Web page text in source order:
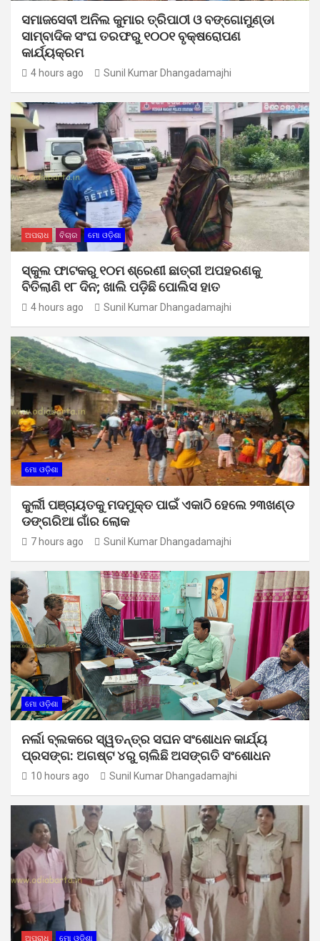
ସମାଜସେବୀ ଅନିଲ କୁମାର ତ୍ରିପାଠୀ ଓ ବଙ୍ଗୋମୁଣ୍ଡା
ସାମ୍ବାଦିକ ସଂଘ ତରଫରୁ ୧୦୦୧ ବୃକ୍ଷରୋପଣ
କାର୍ଯ୍ୟକ୍ରମ
4 hours ago Sunil Kumar Dhangadamajhi
ଅପରାଧ ବିଚାର ମୋ ଓଡ଼ିଶା
ସ୍କୁଲ ଫାଟକରୁ ୧୦ମ ଶ୍ରେଣୀ ଛାତ୍ରୀ ଅପହରଣକୁ
ବିତିଲାଣି ୧୮ ଦିନ; ଖାଲି ପଡ଼ିଛି ପୋଲିସ ହାତ
4 hours ago Sunil Kumar Dhangadamajhi
ମୋ ଓଡ଼ିଶା
କୁର୍ଲୀ ପଞ୍ଚାୟତକୁ ମଦମୁକ୍ତ ପାଇଁ ଏକାଠି ହେଲେ ୨୩ଖଣ୍ଡ
ଡଙ୍ଗରିଆ ଗାଁର ଲୋକ
7 hours ago Sunil Kumar Dhangadamajhi
ମୋ ଓଡ଼ିଶା
ନର୍ଲା ବ୍ଲକରେ ସ୍ୱତନ୍ତ୍ର ସଘନ ସଂଶୋଧନ କାର୍ଯ୍ୟ
ପ୍ରସଙ୍ଗ: ଅଗଷ୍ଟ ୪ରୁ ଚାଲିଛି ଅସଙ୍ଗତି ସଂଶୋଧନ
10 hours ago Sunil Kumar Dhangadamajhi
ଅପରାଧ ମୋ ଓଡ଼ିଶା